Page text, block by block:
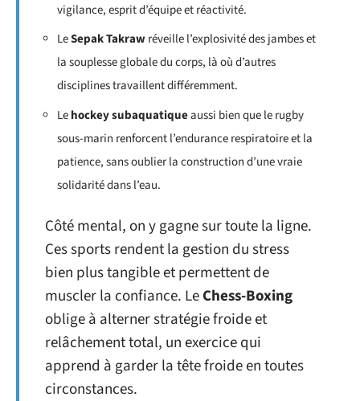
vigilance, esprit d’équipe et réactivité.
LeSepak Takraw réveille l’explosivité des jambes et
la souplesse globale du corps, là où d’autres
disciplines travaillent différemment.
Lehockey subaquatiqueaussi bien que le rugby
sous-marin renforcent l’endurance respiratoire et la
patience, sans oublier la construction d’une vraie
solidarité dans l’eau.
Côté mental, on y gagne sur toute la ligne.
Ces sports rendent la gestion du stress
bien plus tangible et permettent de
muscler la confiance. LeChess-Boxing
oblige à alterner stratégie froide et
relâchement total, un exercice qui
apprend à garder la tête froide en toutes
circonstances.